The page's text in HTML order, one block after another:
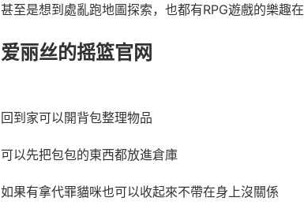
甚至是想到處亂跑地圖探索，也都有RPG遊戲的樂趣在
爱丽丝的摇篮官网
回到家可以開背包整理物品
可以先把包包的東西都放進倉庫
如果有拿代罪貓咪也可以收起來不帶在身上沒關係